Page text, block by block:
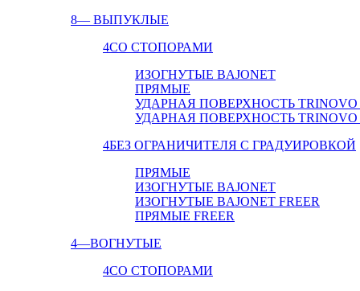
8— ВЫПУКЛЫЕ
4СО СТОПОРАМИ
ИЗОГНУТЫЕ BAJONET
ПРЯМЫЕ
УДАРНАЯ ПОВЕРХНОСТЬ TRINOVO
УДАРНАЯ ПОВЕРХНОСТЬ
4БЕЗ ОГРАНИЧИТЕЛЯ С ГРАДУИРОВКОЙ
ПРЯМЫЕ
ИЗОГНУТЫЕ BAJONET
ИЗОГНУТЫЕ BAJONET FREER
ПРЯМЫЕ FREER
4—ВОГНУТЫЕ
4СО СТОПОРАМИ